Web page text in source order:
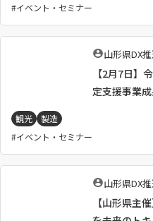
イベント・セミナー
執
者
：
山形県DX
【2月7日】
定支援事業
観光
製造
イベント・セミナー
執
者
：
山形県DX
【山形県主